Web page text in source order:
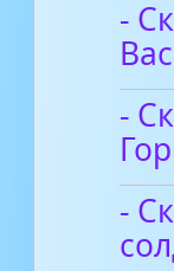
-
-
-